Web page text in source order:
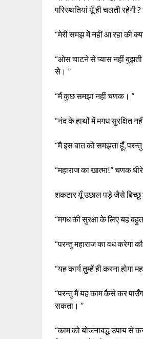
परिस्थतियां यूँ ही चलती
“मेरी समझ में नहीं आ रहा की
“ओस चाटने से प्यास नहीं बुझती
से। ”
“मैं कुछ समझा नहीं चणक। ”
“नंद के हाथों में मगध सुरक्षित
“मैं इस बात को समझता हूँ, परन्तु
“महाराज का खात्मा!” चणक
शकटार यूँ उछाल पड़े जैसे बिच्छू
“मगध की सुरक्षा के लिए यह
“परन्तु महाराज का वध करेगा
“यह कार्य तुम्हें ही करना
“परन्तु मैं यह काम कैसे कर
सकता। ”
“काम को योजनाबद्ध उपाय